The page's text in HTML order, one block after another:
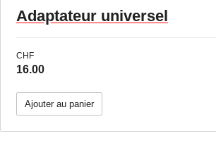
Adaptateur universel
CHF
16.00
Ajouter au panier